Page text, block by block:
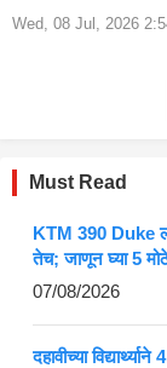
जागतिक राजकारणातील
Wed, 08 Jul, 2026
Must Read
KTM 390 Duke ला
तेच; जाणून घ्या 5
07/08/2026
दहावीच्या